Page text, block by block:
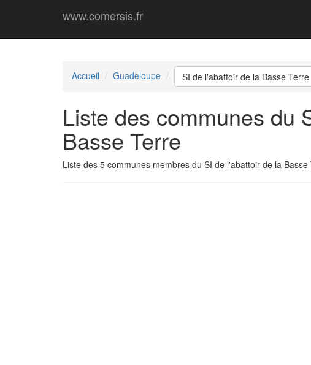
www.comersis.fr
Accueil Guadeloupe SI de l'abattoir de la Basse Terre
Liste des communes du
Basse Terre
Liste des 5 communes membres du SI de l'abattoir de la Basse